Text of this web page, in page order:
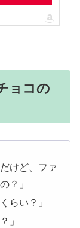
ョコの
けど、ファ
？」
らい？」
」